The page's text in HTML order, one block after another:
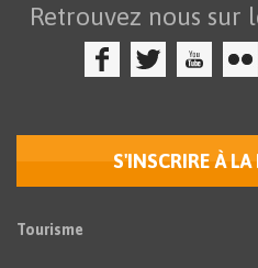
Retrouvez nous sur
S'INSCRIRE À
Tourisme